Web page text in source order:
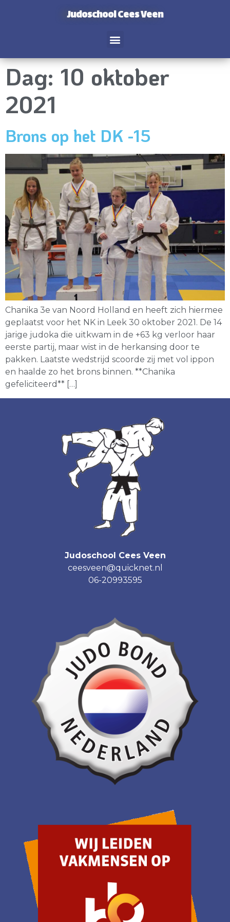
Judoschool Cees Veen
Dag: 10 oktober
2021
Brons op het DK -15
Chanika 3e van Noord Holland en heeft zich hiermee
geplaatst voor het NK in Leek 30 oktober 2021. De 14
jarige judoka die uitkwam in de +63 kg verloor haar
eerste partij, maar wist in de herkansing door te
pakken. Laatste wedstrijd scoorde zij met vol ippon
en haalde zo het brons binnen. **Chanika
gefeliciteerd** […]
Judoschool Cees Veen
ceesveen@quicknet.nl
06-20993595